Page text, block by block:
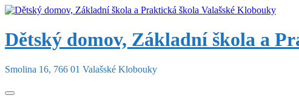
Skip
content
Dětský domov, Základní škola a
Smolina 16, 766 01 Valašské Klobouky